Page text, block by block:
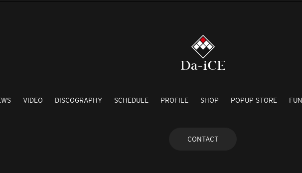
VIDEO DISCOGRAPHY SCHEDULE PROFILE SHOP POPUP STORE
CONTACT